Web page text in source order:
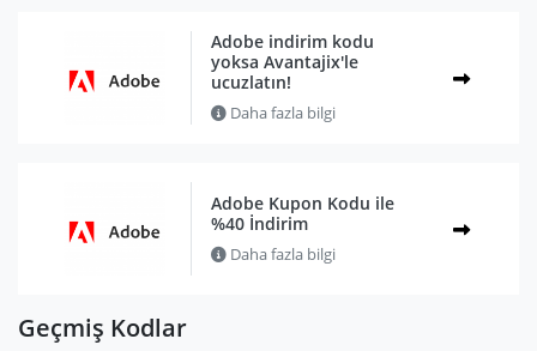
Adobe indirim kodu
yoksa Avantajix'le
ucuzlatın!
Daha fazla bilgi
Adobe Kupon Kodu ile
%40 İndirim
Daha fazla bilgi
Geçmiş Kodlar